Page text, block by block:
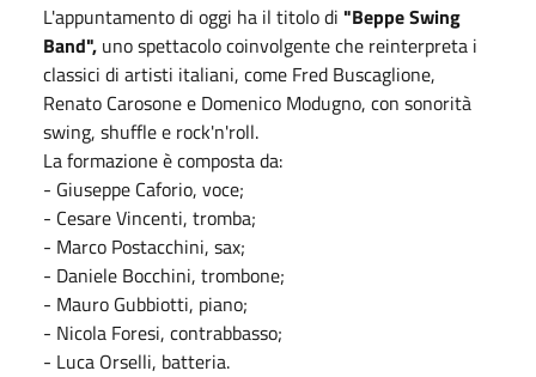
L'appuntamento di oggi ha il titolo di "Beppe Swing
Band", uno spettacolo coinvolgente che reinterpreta i
classici di artisti italiani, come Fred Buscaglione,
Renato Carosone e Domenico Modugno, con sonorità
swing, shuffle e rock'n'roll.
La formazione è composta da:
- Giuseppe Caforio, voce;
- Cesare Vincenti, tromba;
- Marco Postacchini, sax;
- Daniele Bocchini, trombone;
- Mauro Gubbiotti, piano;
- Nicola Foresi, contrabbasso;
- Luca Orselli, batteria.